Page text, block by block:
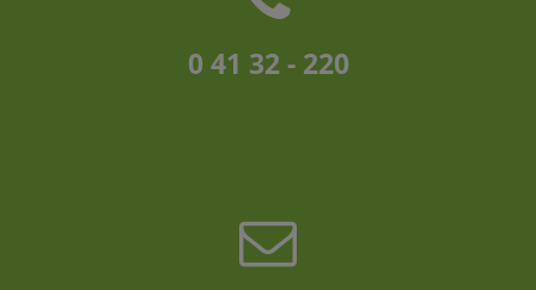
0 41 32 - 220